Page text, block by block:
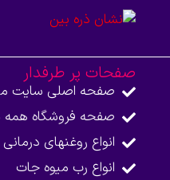
صفحات پر طرفدار
صفحه اصلی سایت
صفحه فروشگاه
انواع روغنهای
انواع رب میوه جات